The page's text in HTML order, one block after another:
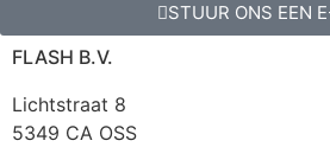
STUUR ONS EEN
FLASH B.V.
Lichtstraat 8
5349 CA OSS